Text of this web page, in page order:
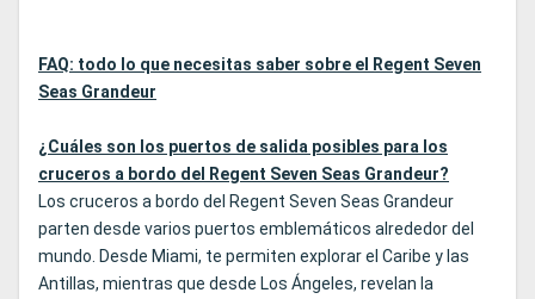
FAQ: todo lo que necesitas saber sobre el Regent Seven
Seas Grandeur
¿Cuáles son los puertos de salida posibles para los
cruceros a bordo del Regent Seven Seas Grandeur?
Los cruceros a bordo del Regent Seven Seas Grandeur
parten desde varios puertos emblemáticos alrededor del
mundo. Desde Miami, te permiten explorar el Caribe y las
Antillas, mientras que desde Los Ángeles, revelan la